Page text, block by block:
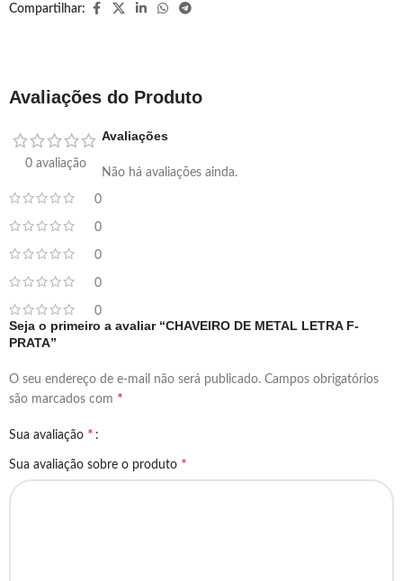
Compartilhar:
Avaliações do Produto
0 avaliação
0
0
0
0
0
Avaliações
Não há avaliações ainda.
Seja o primeiro a avaliar “CHAVEIRO DE METAL LETRA F-
PRATA”
O seu endereço de e-mail não será publicado. Campos obrigatórios
são marcados com *
Sua avaliação *
Sua avaliação sobre o produto *